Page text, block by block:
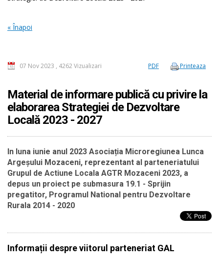
« Înapoi
Printeaza
PDF
07 Nov 2023 , 4262 Vizualizari
Material de informare publică cu privire la
elaborarea Strategiei de Dezvoltare
Locală 2023 - 2027
In luna iunie anul 2023 Asociația Microregiunea Lunca
Argeșului Mozaceni, reprezentant al parteneriatului
Grupul de Actiune Locala AGTR Mozaceni 2023, a
depus un proiect pe submasura 19.1 - Sprijin
pregatitor, Programul National pentru Dezvoltare
Rurala 2014 - 2020
Informații despre viitorul parteneriat GAL